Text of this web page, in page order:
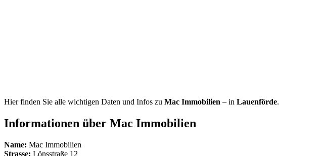
Hier finden Sie alle wichtigen Daten und Infos zu Mac Immobilien – in Lauenförde.
Informationen über Mac Immobilien
Name: Mac Immobilien
Strasse: Lönsstraße 12